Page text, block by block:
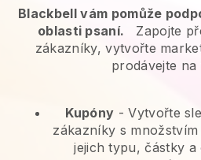
Blackbell vám pomůže
oblasti psaní.
Zapojte
zákazníky, vytvořte
prodávejte
Kupóny - Vytvořte
zákazníky s
jejich typu, částky